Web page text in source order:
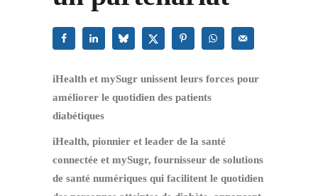
iHealth et mySugr unissent leurs forces pour
améliorer le quotidien des patients
diabétiques
iHealth, pionnier et leader de la santé
connectée et mySugr, fournisseur de solutions
de santé numériques qui facilitent le quotidien